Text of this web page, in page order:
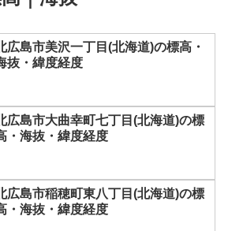
広島市美沢一丁目(北海道)の標高・
抜・緯度経度
広島市大曲幸町七丁目(北海道)の標
・海抜・緯度経度
広島市稲穂町東八丁目(北海道)の標
・海抜・緯度経度